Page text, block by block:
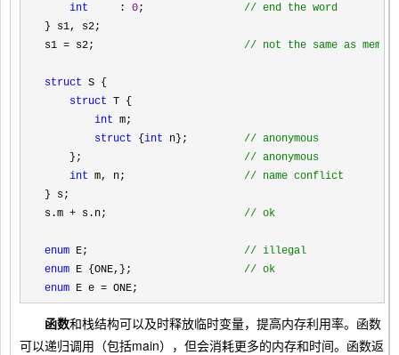
int
: 0; // end the word
} s1, s2;
s1 = s2; // not the same as memcpy
struct S {
struct T {
int m;
struct { int n}; // anonymous
    };
// anonymous
int m, n; // name conflict
} s;
s.m + s.n; // ok
enum E; // illegal
enum E {ONE,}; // ok
enum E e = ONE;
函数和栈结构可以及时释放临时变量，提高内存利用率。函数
可以递归调用（包括main），但会消耗更多的内存和时间。函数返